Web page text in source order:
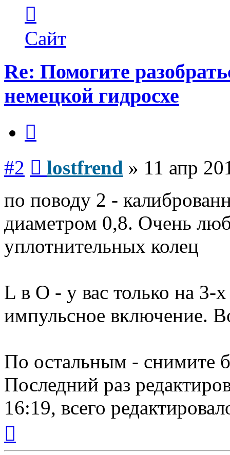
пользователя
lostfrend
Сайт
Re: Помогите
немецкой гидросхе
#2 lostfrend » 11 апр
по поводу 2 -
диаметром 0,8. Очень
уплотнительных колец
L в О - у вас только на 3-
импульсное включение.
По остальным - снимите
Последний раз
16:19, всего
началу